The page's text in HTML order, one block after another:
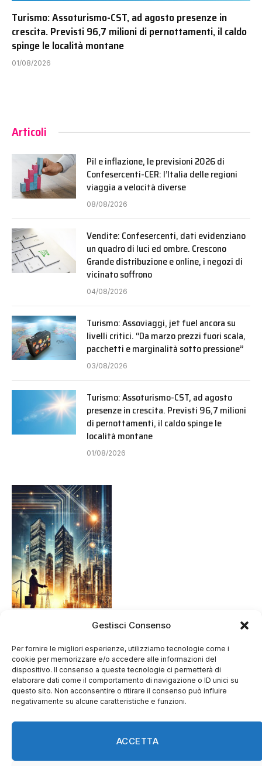
Gestisci Consenso
Per fornire le migliori esperienze, utilizziamo tecnologie come i
cookie per memorizzare e/o accedere alle informazioni del
dispositivo. Il consenso a queste tecnologie ci permetterà di
elaborare dati come il comportamento di navigazione o ID unici su
questo sito. Non acconsentire o ritirare il consenso può influire
negativamente su alcune caratteristiche e funzioni.
ACCETTA
Turismo: Assoturismo-CST, ad agosto presenze in
crescita. Previsti 96,7 milioni di pernottamenti, il caldo
spinge le località montane
01/08/2026
Articoli
Pil e inflazione, le previsioni 2026 di
Confesercenti-CER: l’Italia delle regioni
viaggia a velocità diverse
08/08/2026
Vendite: Confesercenti, dati evidenziano
un quadro di luci ed ombre. Crescono
Grande distribuzione e online, i negozi di
vicinato soffrono
04/08/2026
Turismo: Assoviaggi, jet fuel ancora su
livelli critici. “Da marzo prezzi fuori scala,
pacchetti e marginalità sotto pressione”
03/08/2026
Turismo: Assoturismo-CST, ad agosto
presenze in crescita. Previsti 96,7 milioni
di pernottamenti, il caldo spinge le
località montane
01/08/2026